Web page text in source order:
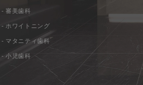
- 審美歯科
- ホワイトニング
- マタニティ歯科
- 小児歯科